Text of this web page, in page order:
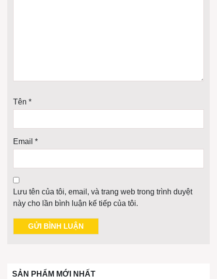
Tên *
Email *
Lưu tên của tôi, email, và trang web trong trình duyệt
này cho lần bình luận kế tiếp của tôi.
SẢN PHẨM MỚI NHẤT